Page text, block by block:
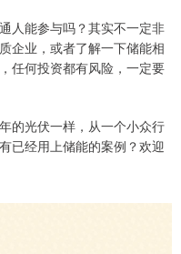
人能参与吗？其实不一定非
企业，或者了解一下储能相
任何投资都有风险，一定要
的光伏一样，从一个小众行
已经用上储能的案例？欢迎